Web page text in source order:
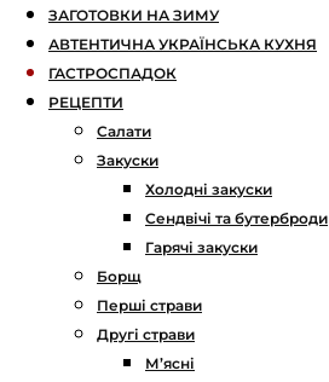
ЗАГОТОВКИ НА ЗИМУ
АВТЕНТИЧНА УКРАЇНСЬКА КУХНЯ
ГАСТРОСПАДОК
РЕЦЕПТИ
Салати
Закуски
Холодні закуски
Сендвічі та бутерброди
Гарячі закуски
Борщ
Перші страви
Другі страви
М’ясні